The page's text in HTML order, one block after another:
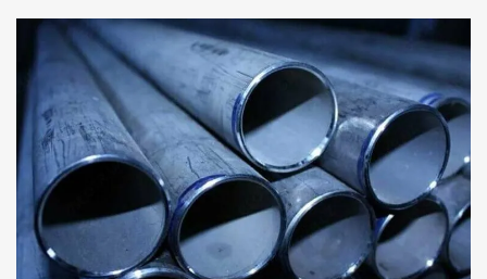
О компании
Отзывы
Контакты